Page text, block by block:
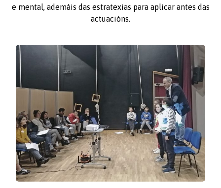
e mental, ademáis das estratexias para aplicar antes das
actuacións.